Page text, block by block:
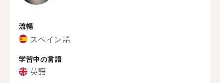
流暢
スペイン語
学習中の言語
英語